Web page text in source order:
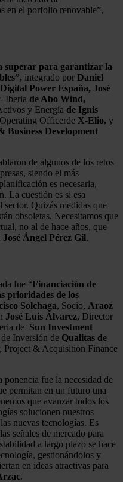
en el porfolio renovable”,
superar para garantizar la
integrado por Daniel
Power España, José
Iberia de Abo Wind,
y Energía de Ignis
Officerde X-Elio, y
Business Development
de algunos de los retos
siendo el más
es necesaria,
La cuestión es si esa
Quizás medidas que
obsoletas. Necesitamos que
no al de hace años, que
José Ángel Pérez Gil.
fue “Financiación de
prioridades de los
Solchaga, Socio, Araoz
José Luis Álvarez, Director
de Sun Investment
Inversión de Qualitas de
Project & Acquisition Finance
ponencia fue la necesidad de
permitan en un futuro una
que avanzar todos los
solucionen nuestros
nuevas tecnologías. Es
señales de mercado para
a largo plazo se hace
gestionándolos y
en ideas atractivas para
.